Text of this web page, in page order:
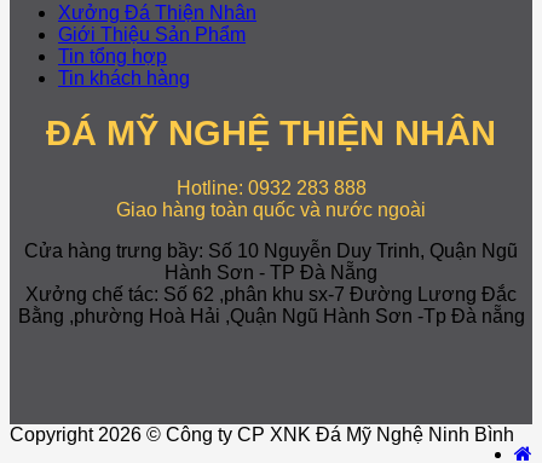
Xưởng Đá Thiện Nhân
Giới Thiệu Sản Phẩm
Tin tổng hợp
Tin khách hàng
ĐÁ MỸ NGHỆ THIỆN NHÂN
Hotline: 0932 283 888
Giao hàng toàn quốc và nước ngoài
Cửa hàng trưng bầy: Số 10 Nguyễn Duy Trinh, Quận Ngũ
Hành Sơn - TP Đà Nẵng
Xưởng chế tác: Số 62 ,phân khu sx-7 Đường Lương Đắc
Bằng ,phường Hoà Hải ,Quận Ngũ Hành Sơn -Tp Đà nẵng
Copyright 2026 © Công ty CP XNK Đá Mỹ Nghệ Ninh Bình